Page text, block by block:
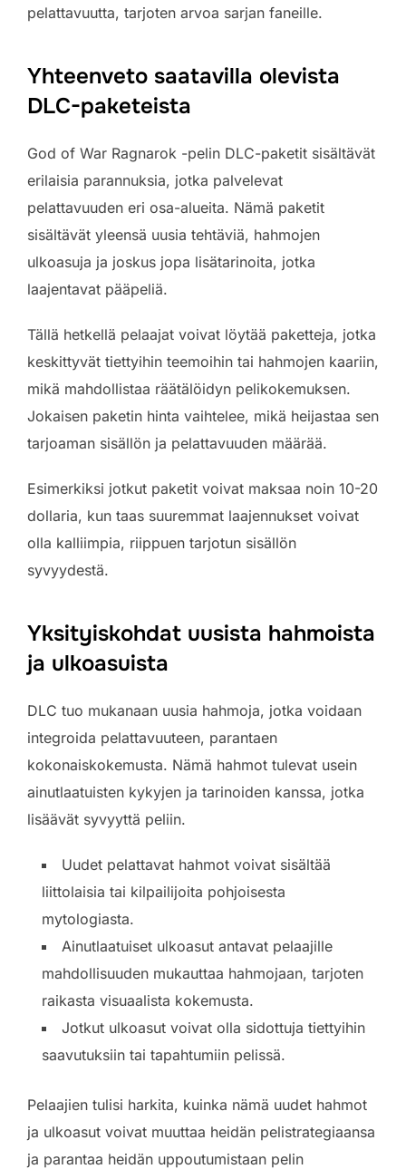
pelattavuutta, tarjoten arvoa sarjan faneille.
Yhteenveto saatavilla olevista
DLC-paketeista
God of War Ragnarok -pelin DLC-paketit sisältävät
erilaisia parannuksia, jotka palvelevat
pelattavuuden eri osa-alueita. Nämä paketit
sisältävät yleensä uusia tehtäviä, hahmojen
ulkoasuja ja joskus jopa lisätarinoita, jotka
laajentavat pääpeliä.
Tällä hetkellä pelaajat voivat löytää paketteja, jotka
keskittyvät tiettyihin teemoihin tai hahmojen kaariin,
mikä mahdollistaa räätälöidyn pelikokemuksen.
Jokaisen paketin hinta vaihtelee, mikä heijastaa sen
tarjoaman sisällön ja pelattavuuden määrää.
Esimerkiksi jotkut paketit voivat maksaa noin 10-20
dollaria, kun taas suuremmat laajennukset voivat
olla kalliimpia, riippuen tarjotun sisällön
syvyydestä.
Yksityiskohdat uusista hahmoista
ja ulkoasuista
DLC tuo mukanaan uusia hahmoja, jotka voidaan
integroida pelattavuuteen, parantaen
kokonaiskokemusta. Nämä hahmot tulevat usein
ainutlaatuisten kykyjen ja tarinoiden kanssa, jotka
lisäävät syvyyttä peliin.
Uudet pelattavat hahmot voivat sisältää
liittolaisia tai kilpailijoita pohjoisesta
mytologiasta.
Ainutlaatuiset ulkoasut antavat pelaajille
mahdollisuuden mukauttaa hahmojaan, tarjoten
raikasta visuaalista kokemusta.
Jotkut ulkoasut voivat olla sidottuja tiettyihin
saavutuksiin tai tapahtumiin pelissä.
Pelaajien tulisi harkita, kuinka nämä uudet hahmot
ja ulkoasut voivat muuttaa heidän pelistrategiaansa
ja parantaa heidän uppoutumistaan pelin